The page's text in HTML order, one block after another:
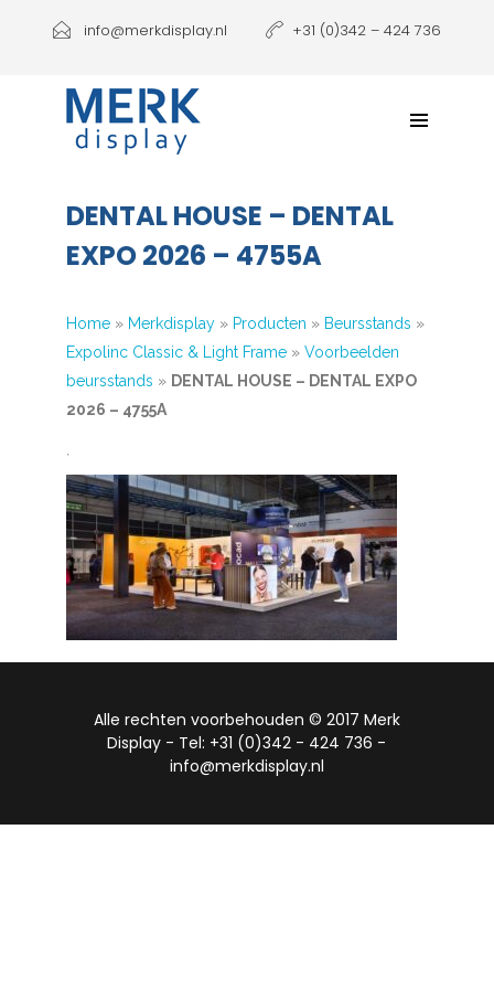
Producten
Klantbeleving
info@merkdisplay.nl +31 (0)342 – 424 736
DENTAL HOUSE – DENTAL
EXPO 2026 – 4755A
Home» Merkdisplay» Producten » Beursstands »
Expolinc Classic & Light Frame» Voorbeelden
beursstands » DENTAL HOUSE – DENTAL EXPO
2026 – 4755A
`
Alle rechten voorbehouden © 2017 Merk
Display - Tel: +31 (0)342 - 424 736 -
info@merkdisplay.nl